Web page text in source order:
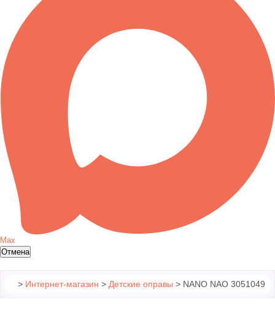
Max
Отмена
> Интернет-магазин > Детские оправы > NANO NAO 3051049